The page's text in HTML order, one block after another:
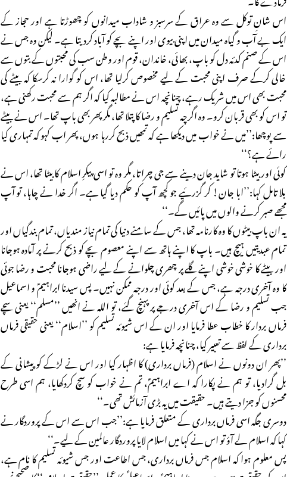
اس شانِ توکل سے وہ عراق کے سرسبز و شاداب میدانوں کو چھوڑتا ہے اور حجاز کے
ایک بے آب و گیاہ میدان میں اپنی بیوی اور اپنے بچے کو آباد کردیتا ہے۔ لیکن وہ جس نے
اس کے صنم کدئہ دل کو باپ، بھائی، خاندان، قوم اور وطن سب کی محبتوں کے بتوں سے
خالی کرکے صرف اپنی محبت کے لیے مخصوص کرلیا تھا، اس کو گوارا نہ کرسکا کہ بیٹے کی
محبت بھی اس میں شریک رہے، چنانچہ اس نے مطالبہ کیا کہ اگر ہم سے محبت رکھنی ہے،
تو اس کو بھی قربان کرو۔ وہ اگرچہ تسلیم و رضا کا پتلا تھا، مگر پھر بھی باپ تھا۔ اس نے بیٹے
سے پوچھا:’’میں نے خواب میں دیکھا ہے کہ تمھیں ذبح کررہا ہوں، پھر اب کہو کہ تمہاری کیا
رائے ہے؟‘‘
کوئی اور بیٹا ہوتا تو شاید جان دینے سے جی چراتا، مگر وہ تو اسی پیکرِ اسلام کا بیٹا تھا، اس نے
بلا تامل کہا:’’ابا جان! کر گزرئیے جو کچھ آپ کو حکم دیا گیا ہے۔ اگر خدا نے چاہا، تو آپ
مجھے صبر کرنے والوں میں پائیں گے۔‘‘
یہ ان باپ بیٹوں کا وہ کارنامہ تھا، جس کے سامنے دنیا کی تمام نیاز مندیاں، تمام بندگیاں اور
تمام عبدیتیں ہیچ ہیں۔ باپ کا اپنے ہاتھ سے اپنے معصوم بچے کو ذبح کرنے پر آمادہ ہوجانا
اور بیٹے کا خوشی خوشی اپنے گلے پر چھری چلوانے کے لیے راضی ہوجانا محبت و رضا جوئی
کا وہ آخری درجہ ہے، جس کے بعد کوئی اور درجہ ممکن نہیں۔ پس سیدنا ابراہیمؑ و اسماعیل
جب تسلیم و رضا کے اس آخری درجے پر پہنچ گئے، تو اللہ نے انھیں ’’مسلم‘‘ یعنی سچے
فرماں بردار کا خطاب عطا فرمایا اور ان کے اس شیوئہ تسلیم کو ’’اسلام‘‘ یعنی حقیقی فرماں
برداری کے لفظ سے تعبیر کیا، چنانچہ فرمایا ہے:
’’پھر ان دونوں نے اسلام (فرماں برداری) کا اظہار کیا اور اس نے لڑکے کو پیشانی کے
بل گرادیا، تو ہم نے پکارا کہ اے ابراہیمؑ، تم نے خواب کو سچ کردکھایا، ہم اسی طرح
محسنوں کو جزا دیتے ہیں۔ حقیقت میں یہ بڑی آزمائش تھی۔‘‘
دوسری جگہ اسی فرماں برداری کے متعلق فرمایا ہے:’’جب اس سے اس کے پروردگار نے
کہا کہ اسلام لے آؤ تو اس نے کہا میں اسلام لایا پروردگار عالمین کے لیے۔‘‘
پس معلوم ہوا کہ اسلام جس فرماں برداری، جس اطاعت اور جس شیوئہ تسلیم کا نام ہے،